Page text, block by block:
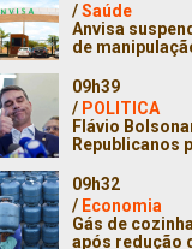
/Saúde
Anvisa
de
09h39
/ POLITICA
Flávio
Republicanos
09h32
/ Economia
Gás de
após redução